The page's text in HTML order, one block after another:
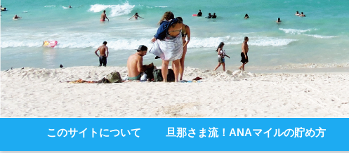
このサイトについて 旦那さま流！ANAマイルの貯め方